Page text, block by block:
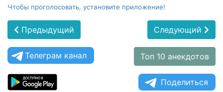
Чтобы проголосовать, установите приложение!
Предыдущий Следующий
Телеграм канал Топ 10 анекдотов
Поделиться